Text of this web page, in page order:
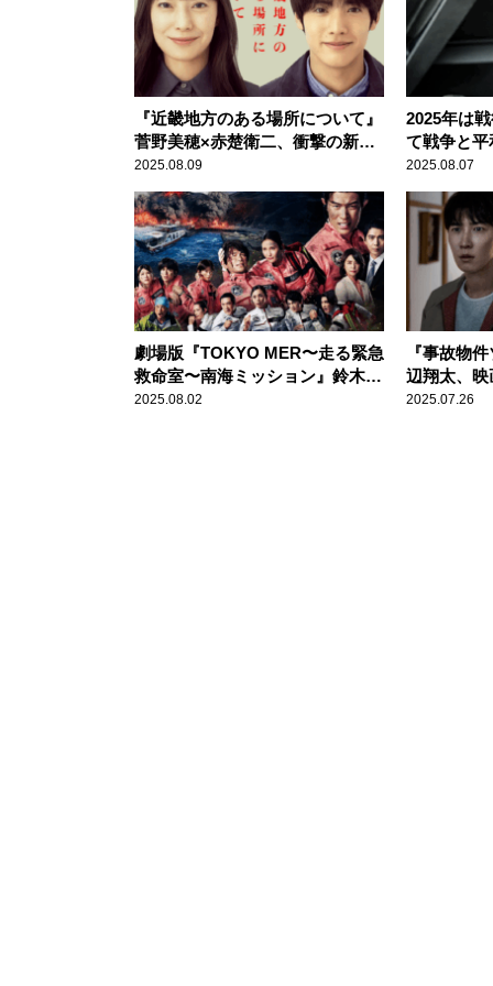
『近畿地方のある場所について』
菅野美穂×赤楚衛二、衝撃の新感
覚ホラー映画
2025.08.09
2025年は
て戦争と
2025.08.07
劇場版『TOKYO MER〜走る緊急
救命室〜南海ミッション』鈴木亮
平主演 医療スペシャリストの活
2025.08.02
『事故物
辺翔太、映
年夏のイ
2025.07.26